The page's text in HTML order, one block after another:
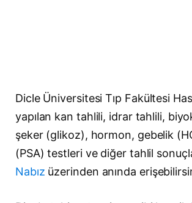
Dicle Üniversitesi Tıp Fakültesi
yapılan kan tahlili, idrar tahlili,
şeker (glikoz), hormon, gebelik
(PSA) testleri ve diğer tahlil
Nabız üzerinden anında